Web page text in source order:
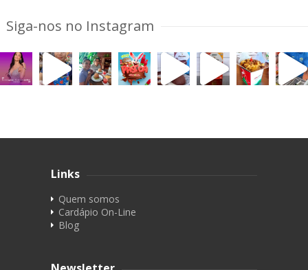
Siga-nos no Instagram
Links
Quem somos
Cardápio On-Line
Blog